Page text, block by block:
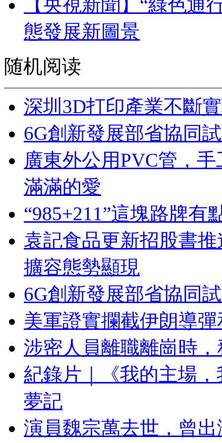
【央視新聞】“綠色通
態發展新圖景
随机阅读
深圳3D打印產業不斷
6G創新發展部省協同
廣東外公用PVC管，
滿滿的愛
“985+211”這塊路牌有
袁記食品更新招股書
擴容態勢顯現
6G創新發展部省協同
美軍證實攔截伊朗導
涉密人員離職離崗時
紀錄片｜《我的主場
夢記
演員魏宗萬去世，曾